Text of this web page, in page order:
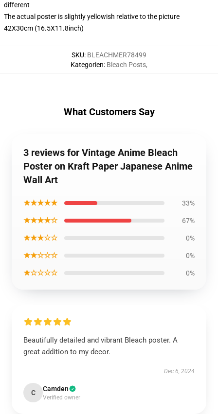
different
The actual poster is slightly yellowish relative to the picture
42X30cm (16.5X11.8inch)
SKU: BLEACHMER78499
Kategorien: Bleach Posts,
What Customers Say
3 reviews for Vintage Anime Bleach
Poster on Kraft Paper Japanese Anime
Wall Art
★★★★★ 33%
★★★★☆ 67%
★★★☆☆ 0%
★★☆☆☆ 0%
★☆☆☆☆ 0%
Beautifully detailed and vibrant Bleach poster. A
great addition to my decor.
Dec 6, 2024
C Camden
Verified owner